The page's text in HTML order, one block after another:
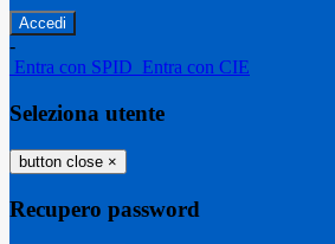
-
Entra con SPID Entra con CIE
Seleziona utente
button close ×
Recupero password